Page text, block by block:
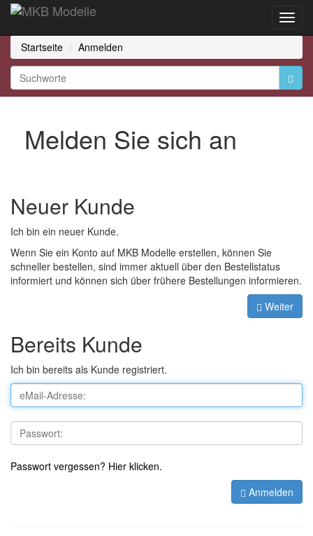
Startseite
Anmelden
Melden Sie sich an
Neuer Kunde
Ich bin ein neuer Kunde.
Wenn Sie ein Konto auf MKB Modelle erstellen, können Sie
schneller bestellen, sind immer aktuell über den Bestellstatus
informiert und können sich über frühere Bestellungen informieren.
Weiter
Bereits Kunde
Ich bin bereits als Kunde registriert.
Passwort vergessen? Hier klicken.
Anmelden